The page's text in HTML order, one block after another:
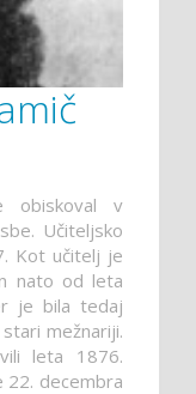
obiskoval v
Učiteljsko
Kot učitelj je
nato od leta
je bila tedaj
mežnariji.
leta 1876.
22. decembra